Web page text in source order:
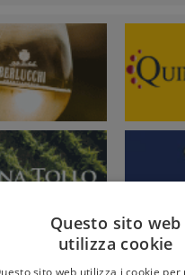
Questo sito web
utilizza cookie
sito web utilizza i cookie